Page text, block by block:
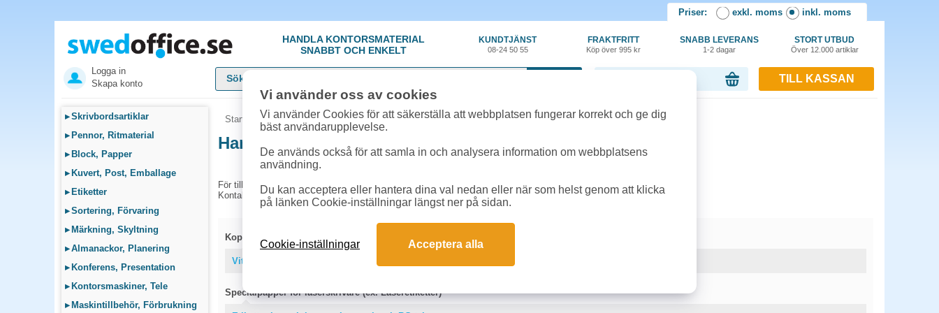
Priser: exkl. moms inkl. moms
HANDLA KONTORSMATERIAL
SNABBT OCH ENKELT
KUNDTJÄNST
08-24 50 55
FRAKTFRITT
Köp över 995 kr
SNABB LEVERANS
1-2 dagar
STORT UTBUD
Över 12.000 artiklar
Logga in
Skapa konto
TILL KASSAN
▸Skrivbordsartiklar
▸ Pennor, Ritmaterial
▸ Block, Papper
▸ Kuvert, Post, Emballage
▸ Etiketter
▸Sortering, Förvaring
▸ Märkning, Skyltning
▸Almanackor, Planering
▸ Konferens, Presentation
▸ Kontorsmaskiner, Tele
▸ Maskintillbehör, Förbrukning
Startsida » Sök bläck & toner»Lanier 5627 MFD
Handla Bläck/Toner till Lanier 5627 MFD online
För tillfället har vi inga produkter kopplade till denna maskin.
Kontakta kundtjänst på tel. 08-24 50 55 för mer information.
Kopieringspapper
Vitt papper Premiumpapper
Specialpapper för laserskrivare (ex. Laseretiketter)
Vi använder oss av cookies
Vi använder Cookies för att säkerställa att webbplatsen fungerar korrekt och ge dig
bäst användarupplevelse.
De används också för att samla in och analysera information om webbplatsens
användning.
Du kan acceptera eller hantera dina val nedan eller när som helst genom att klicka
på länken Cookie-inställningar längst ner på sidan.
Cookie-inställningar Acceptera alla